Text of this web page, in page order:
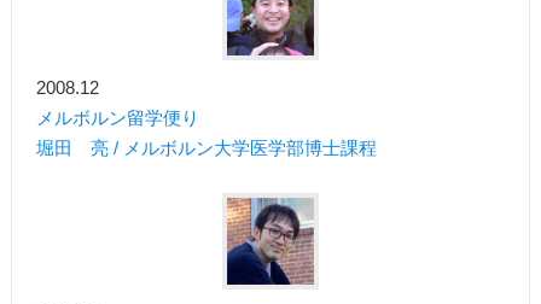
2008.12
メルボルン留学便り
堀田 亮 / メルボルン大学医学部博士課程